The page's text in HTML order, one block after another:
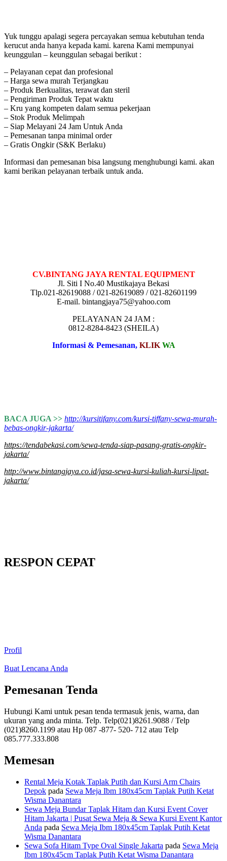
Yuk tunggu apalagi segera percayakan semua kebutuhan tenda
kerucut anda hanya kepada kami. karena Kami mempunyai
keunggulan – keunggulan sebagai berikut :
– Pelayanan cepat dan profesional
– Harga sewa murah Terjangkau
– Produk Berkualitas, terawat dan steril
– Pengiriman Produk Tepat waktu
– Kru yang kompeten dalam semua pekerjaan
– Stok Produk Melimpah
– Siap Melayani 24 Jam Untuk Anda
– Pemesanan tanpa minimal order
– Gratis Ongkir (S&K Berlaku)
Informasi dan pemesanan bisa langsung menghubungi kami. akan
kami berikan pelayanan terbaik untuk anda.
CV.BINTANG JAYA RENTAL EQUIPMENT
Jl. Siti I No.40 Mustikajaya Bekasi
Tlp.021-82619088 / 021-82619089 / 021-82601199
E-mail. bintangjaya75@yahoo.com
PELAYANAN 24 JAM :
0812-8284-8423 (SHEILA)
Informasi & Pemesanan, KLIK WA
BACA JUGA >> http://kursitifany.com/kursi-tiffany-sewa-murah-
bebas-ongkir-jakarta/
https://tendabekasi.com/sewa-tenda-siap-pasang-gratis-ongkir-
jakarta/
http://www.bintangjaya.co.id/jasa-sewa-kursi-kuliah-kursi-lipat-
jakarta/
RESPON CEPAT
Profil
Buat Lencana Anda
Pemesanan Tenda
Hubungi Kami untuk pesan tenda termasuk jenis, warna, dan
ukuran yang anda minta. Telp. Telp(021)8261.9088 / Telp
(021)8260.1199 atau Hp 087 -877- 520- 712 atau Telp
085.777.333.808
Memesan
Rental Meja Kotak Taplak Putih dan Kursi Arm Chairs
Depok pada Sewa Meja Ibm 180x45cm Taplak Putih Ketat
Wisma Danantara
Sewa Meja Bundar Taplak Hitam dan Kursi Event Cover
Hitam Jakarta | Pusat Sewa Meja & Sewa Kursi Event Kantor
Anda pada Sewa Meja Ibm 180x45cm Taplak Putih Ketat
Wisma Danantara
Sewa Sofa Hitam Type Oval Single Jakarta pada Sewa Meja
Ibm 180x45cm Taplak Putih Ketat Wisma Danantara